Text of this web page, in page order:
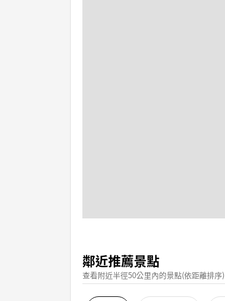
鄰近推薦景點
查看附近半徑50公里內的景點(依距離排序)